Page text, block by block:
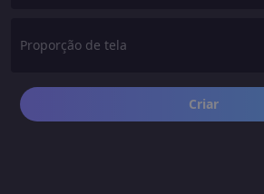
Pequeno
Médio
Grande
Proporção de tela
16:9
Criar